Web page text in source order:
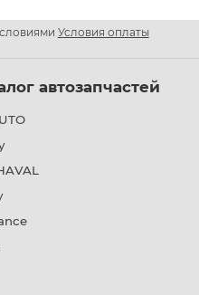
Условия оплаты
автозапчастей